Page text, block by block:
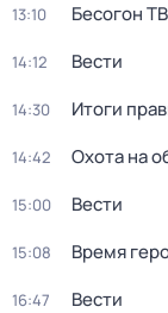
13:10 Бесогон ТВ
14:12 Вести
14:30 Итоги
14:42 Охота на
15:00 Вести
15:08 Время
16:47 Вести